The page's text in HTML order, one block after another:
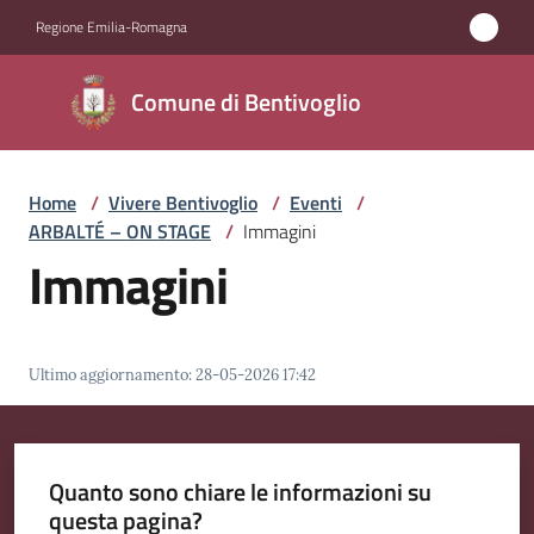
Regione Emilia-Romagna
Comune di Bentivoglio
Comune di
Bentivoglio
Amministrazione
Novità
Vivere
Bentivoglio
Home / Vivere Bentivoglio / Eventi /
ARBALTÉ – ON STAGE / Immagini
Immagini
Ultimo aggiornamento:28-05-2026 17:42
Quanto sono chiare le informazioni su
questa pagina?